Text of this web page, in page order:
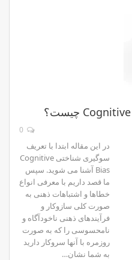
در این مقاله ابتدا با تعریف
سوگیری شناختی Cognitive
Bias آشنا می شوید. سپس
ما قصد داریم با معرفی انواع
خطاها و اشتباهات ذهنی به
صورت کلی سازوکار و
فرآیندهای ذهنی ناخودآگاه و
نامحسوسی را که به صورت
روزمره با آنها سروکار دارید
به شما نشان…